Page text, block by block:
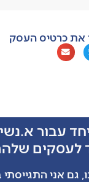
את כרטיס העסק
עבור
לעסקים